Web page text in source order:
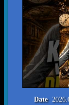
Date